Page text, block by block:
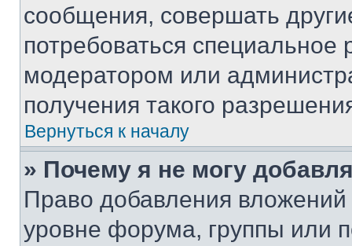
сообщения, совершать
потребоваться
модератором или
получения такого
Вернуться к началу
» Почему я не могу
Право добавления
уровне форума, группы или